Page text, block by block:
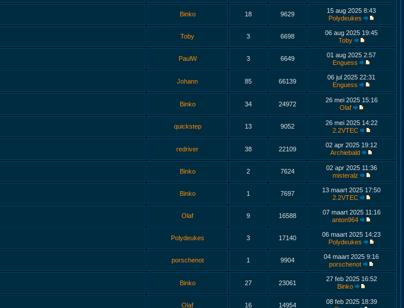
Binko 18 9629
15 aug 2025 8:43
Polydeukes
Toby 3 6698
06 aug 2025 19:45
Toby
PaulW 3 6649
01 aug 2025 2:57
Enguess
Johann 85 66139
06 jul 2025 22:31
Enguess
Binko 34 24972
26 mei 2025 15:16
Olaf
quickstep 13 9052
26 mei 2025 14:22
2.2VTEC
redriver 38 22109
02 apr 2025 19:12
Archiebald
Binko 2 7624
02 apr 2025 11:36
misteralz
Binko 1 7697
13 maart 2025 17:50
2.2VTEC
Olaf 9 16588
07 maart 2025 11:16
anton964
Polydeukes 3 17140
06 maart 2025 14:23
Polydeukes
porschenot 1 9904
04 maart 2025 9:16
porschenot
Binko 27 23061
27 feb 2025 16:52
Binko
Olaf 16 14954
08 feb 2025 18:39